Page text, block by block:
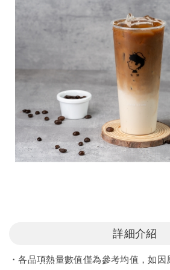
詳細介紹
・各品項熱量數值僅為參考均值，如